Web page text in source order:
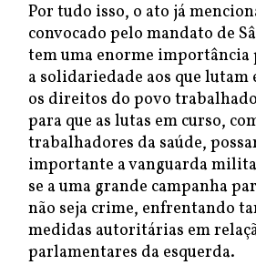
Por tudo isso, o ato já
convocado pelo mandato de
tem uma enorme importância
a solidariedade aos que lutam
os direitos do povo
para que as lutas em curso,
trabalhadores da saúde,
importante a vanguarda
se a uma grande campanha
não seja crime, enfrentando
medidas autoritárias em
parlamentares da esquerda.